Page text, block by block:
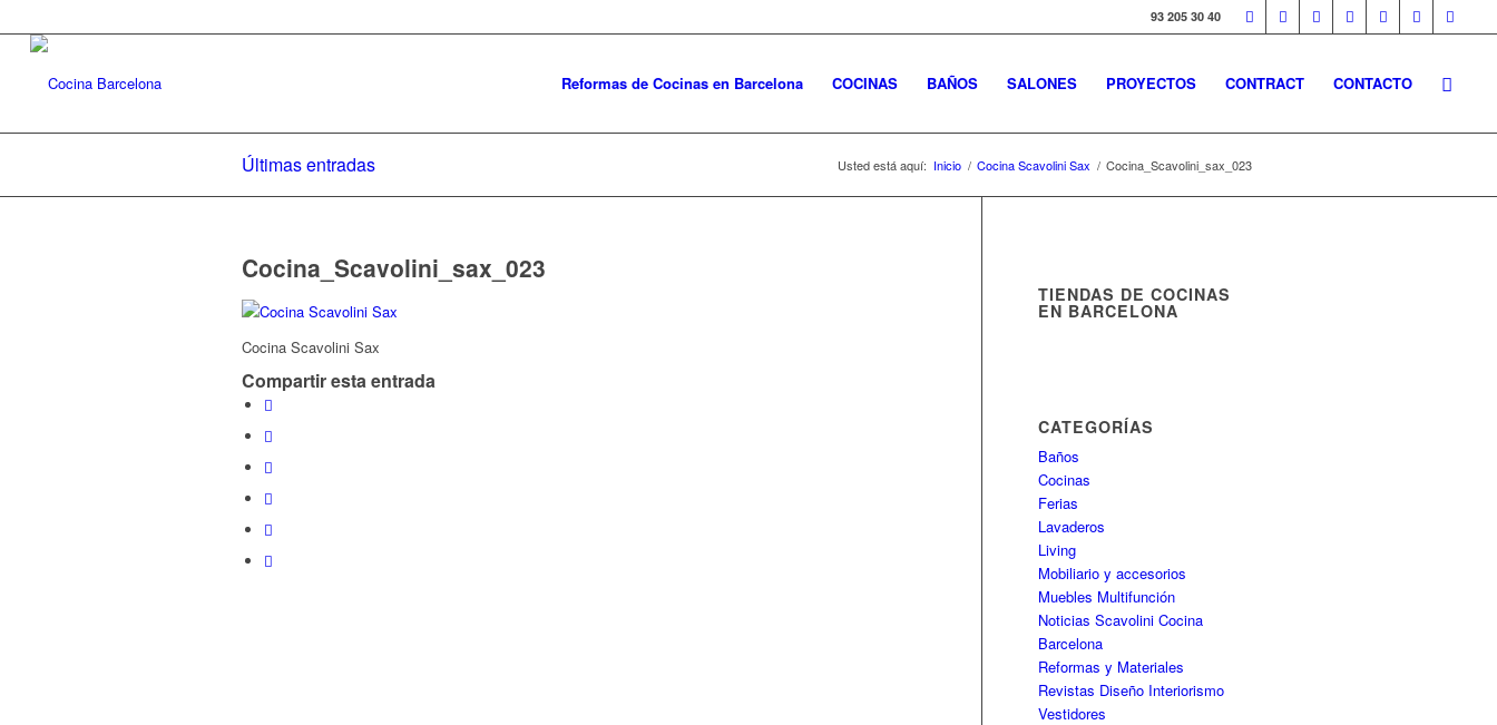
93 205 30 40
Reformas de Cocinas en Barcelona COCINAS BAÑOS SALONES PROYECTOS CONTRACT CONTACTO
Últimas entradas Usted está aquí: Inicio / Cocina Scavolini Sax / Cocina_Scavolini_sax_023
Cocina_Scavolini_sax_023
Cocina Scavolini Sax
Compartir esta entrada
TIENDAS DE COCINAS
EN BARCELONA
CATEGORÍAS
Baños
Cocinas
Ferias
Lavaderos
Living
Mobiliario y accesorios
Muebles Multifunción
Noticias Scavolini Cocina
Barcelona
Reformas y Materiales
Revistas Diseño Interiorismo
Vestidores